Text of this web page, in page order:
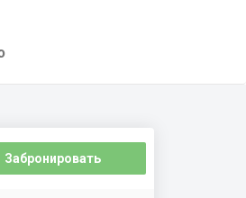
Забронировать